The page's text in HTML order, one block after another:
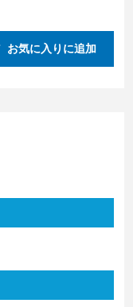
お気に入りに追加